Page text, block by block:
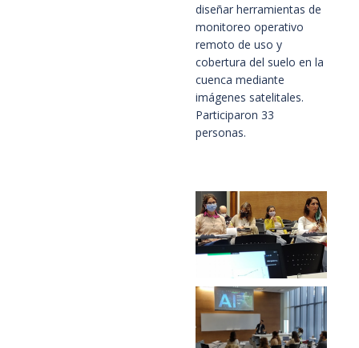
diseñar herramientas de
monitoreo operativo
remoto de uso y
cobertura del suelo en la
cuenca mediante
imágenes satelitales.
Participaron 33
personas.